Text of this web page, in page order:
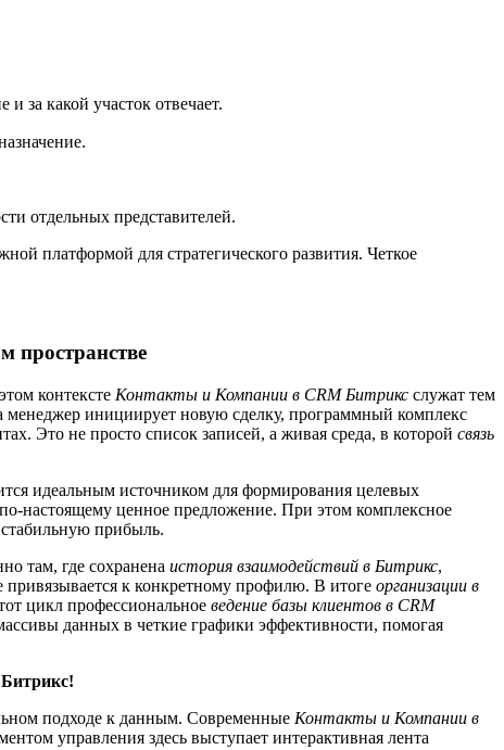
за какой участок отвечает.
отдельных представителей.
платформой для стратегического развития. Четкое
пространстве
контексте Контакты и Компании в CRM Битрикс служат тем
инициирует новую сделку, программный комплекс
Это не просто список записей, а живая среда, в которой связь
идеальным источником для формирования целевых
настоящему ценное предложение. При этом комплексное
прибыль.
там, где сохранена история взаимодействий в Битрикс,
к конкретному профилю. В итоге организации в
цикл профессиональное ведение базы клиентов в CRM
данных в четкие графики эффективности, помогая
подходе к данным. Современные Контакты и Компании в
управления здесь выступает интерактивная лента